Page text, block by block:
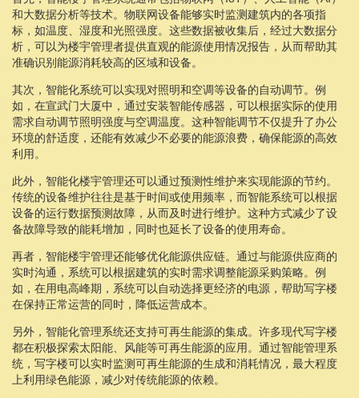
和大数据分析等技术。物联网设备能够实时监测建筑内的各项指
标，如温度、湿度和光照强度。这些数据被收集后，经过大数据分
析，可以为楼宇管理者提供直观的能源使用情况报告，从而帮助其
准确识别能源消耗较高的区域和设备。
其次，智能化系统可以实现对照明和空调等设备的自动调节。例
如，在宣武门大厦中，通过安装智能传感器，可以根据实际的使用
需求自动调节照明强度与空调温度。这种智能调节不仅提升了办公
环境的舒适度，还能有效减少不必要的能源浪费，确保能源的高效
利用。
此外，智能化楼宇管理还可以通过预测性维护来实现能源的节约。
传统的设备维护往往是基于时间或使用频率，而智能系统可以根据
设备的运行数据预测故障，从而及时进行维护。这种方式减少了设
备故障导致的能耗增加，同时也延长了设备的使用寿命。
再者，智能楼宇管理还能够优化能源供应链。通过与能源供应商的
实时沟通，系统可以根据建筑的实时需求调整能源采购策略。例
如，在用电高峰期，系统可以自动选择更经济的电源，帮助写字楼
在保持正常运营的同时，降低运营成本。
另外，智能化管理系统还支持可再生能源的集成。许多现代写字楼
都在积极探索太阳能、风能等可再生能源的应用。通过智能管理系
统，写字楼可以实时监测可再生能源的生成和消耗情况，最大程度
上利用绿色能源，减少对传统能源的依赖。